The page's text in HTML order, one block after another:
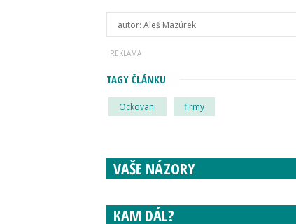
autor: Aleš Mazúrek
TAGY ČLÁNKU
Ockovani firmy
VAŠE NÁZORY
KAM DÁL?